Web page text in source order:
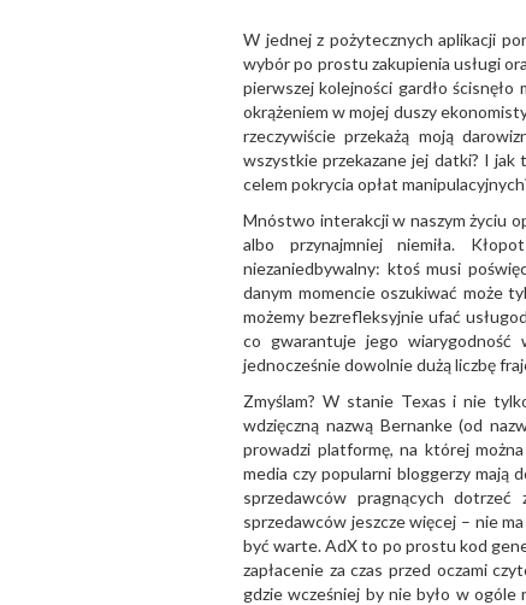
W jednej z pożytecznych aplikacji
wybór po prostu zakupienia usługi
pierwszej kolejności gardło
okrążeniem w mojej duszy
rzeczywiście przekażą moją
wszystkie przekazane jej datki? I jak
celem pokrycia opłat
Mnóstwo interakcji w naszym życiu
albo przynajmniej niemiła.
niezaniedbywalny: ktoś musi
danym momencie oszukiwać może
możemy bezrefleksyjnie ufać
co gwarantuje jego wiarygodność
jednocześnie dowolnie dużą liczbę
Zmyślam? W stanie Texas i nie
wdzięczną nazwą Bernanke (od
prowadzi platformę, na której
media czy popularni bloggerzy mają
sprzedawców pragnących
sprzedawców jeszcze więcej – nie
być warte. AdX to po prostu kod
zapłacenie za czas przed oczami
gdzie wcześniej by nie było w